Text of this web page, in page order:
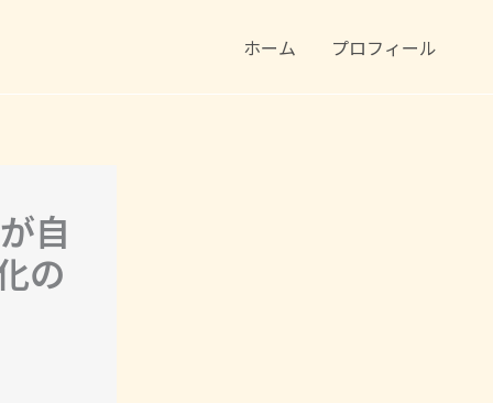
ホーム プロフィール
自
の